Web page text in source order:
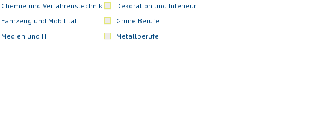
Chemie und Verfahrenstechnik
Dekoration und Interieur
Fahrzeug und Mobilität
Grüne Berufe
Medien und IT
Metallberufe